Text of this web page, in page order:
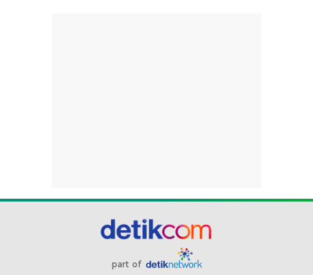
part of